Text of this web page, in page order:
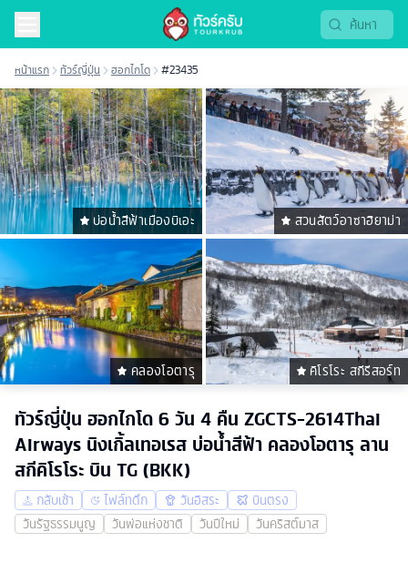
หน้าแรก ทัวร์ญี่ปุ่น ฮอกไกโด #23435
บ่อน้ำสีฟ้าเมืองบิเอะ สวนสัตว์อาซาฮิยาม่า
คลองโอตารุ คิโรโระ สกีรีสอร์ท
ทัวร์ญี่ปุ่น ฮอกไกโด 6 วัน 4 คืน ZGCTS-2614Thai
Airways นิงเกิ้ลเทอเรส บ่อน้ำสีฟ้า คลองโอตารุ ลาน
สกีคิโรโระ บิน TG (BKK)
กลับเช้า ไฟล์ทดึก วันอิสระ
บินตรง
วันรัฐธรรมนูญ
วันพ่อแห่งชาติ วันปีใหม่ วันคริสต์มาส